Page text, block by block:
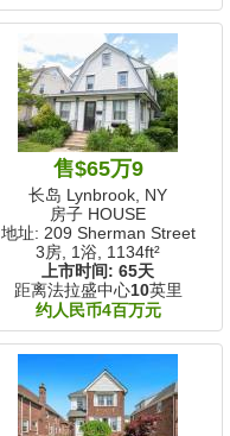
售$65万9
长岛 Lynbrook, NY
房子 HOUSE
地址: 209 Sherman Street
3房, 1浴, 1134ft²
上市时间: 65天
距离法拉盛中心10英里
约人民币4百万元